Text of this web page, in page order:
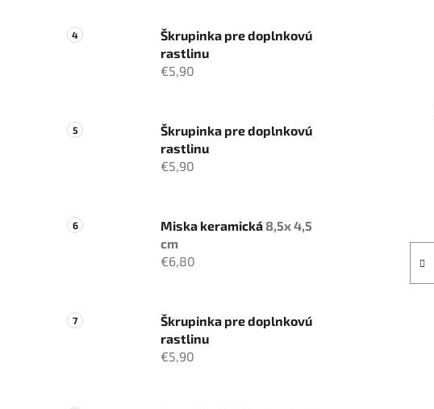
Škrupinka pre doplnkovú
rastlinu
€5,90
Škrupinka pre doplnkovú
rastlinu
€5,90
Miska keramická 8,5x 4,5
cm
€6,80
Škrupinka pre doplnkovú
rastlinu
€5,90